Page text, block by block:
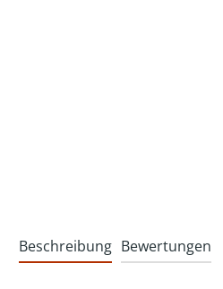
Beschreibung Bewertungen